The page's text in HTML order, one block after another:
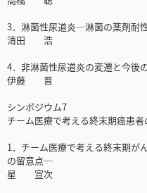
3．淋菌性尿道炎─淋菌の薬剤耐
清田 浩
4．非淋菌性尿道炎の変遷と今後
伊藤 晋
シンポジウム7
チーム医療で考える終末期癌患者
1．チーム医療で考える終末期
の留意点─
星 宣次